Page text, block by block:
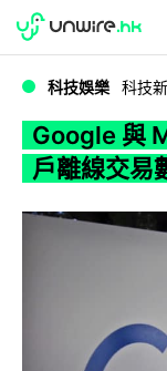
WWDC 2026
科技娛樂 科技
Google 與
戶離線交易